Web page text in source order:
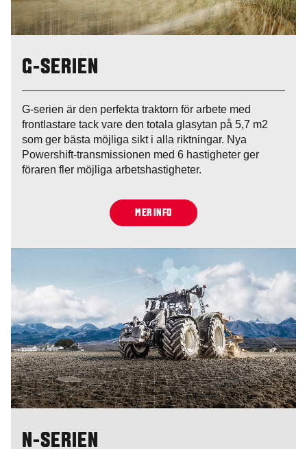
G-SERIEN
G-serien är den perfekta traktorn för arbete med
frontlastare tack vare den totala glasytan på 5,7 m2
som ger bästa möjliga sikt i alla riktningar. Nya
Powershift-transmissionen med 6 hastigheter ger
föraren fler möjliga arbetshastigheter.
MER INFO
N-SERIEN